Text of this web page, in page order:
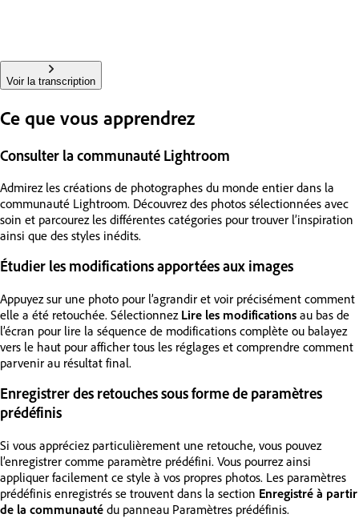
Voir la transcription
Ce que vous apprendrez
Consulter la communauté Lightroom
Admirez les créations de photographes du monde entier dans la
communauté Lightroom. Découvrez des photos sélectionnées avec
soin et parcourez les différentes catégories pour trouver l’inspiration
ainsi que des styles inédits.
Étudier les modifications apportées aux images
Appuyez sur une photo pour l’agrandir et voir précisément comment
elle a été retouchée. Sélectionnez Lire les modifications au bas de
l’écran pour lire la séquence de modifications complète ou balayez
vers le haut pour afficher tous les réglages et comprendre comment
parvenir au résultat final.
Enregistrer des retouches sous forme de paramètres
prédéfinis
Si vous appréciez particulièrement une retouche, vous pouvez
l’enregistrer comme paramètre prédéfini. Vous pourrez ainsi
appliquer facilement ce style à vos propres photos. Les paramètres
prédéfinis enregistrés se trouvent dans la section Enregistré à partir
de la communauté du panneau Paramètres prédéfinis.